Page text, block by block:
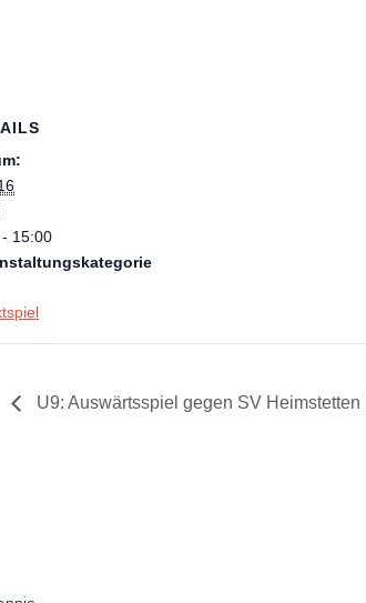
15:00
U9: Auswärtsspiel gegen SV Heimstetten II